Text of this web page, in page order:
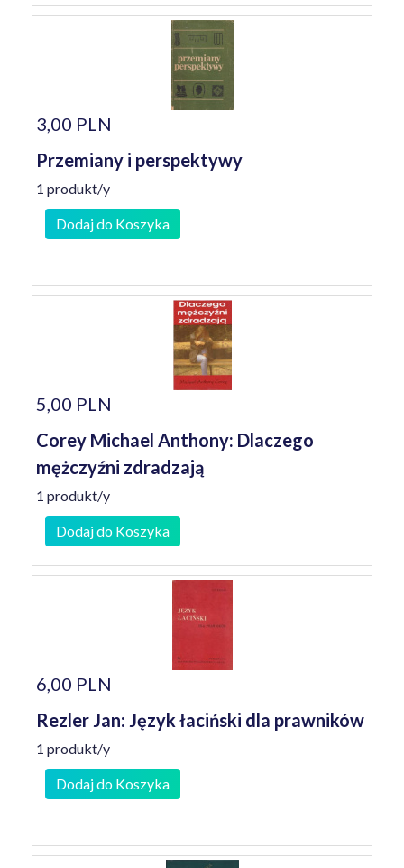
3,00 PLN
Przemiany i perspektywy
1 produkt/y
Dodaj do Koszyka
5,00 PLN
Corey Michael Anthony: Dlaczego
mężczyźni zdradzają
1 produkt/y
Dodaj do Koszyka
6,00 PLN
Rezler Jan: Język łaciński dla prawników
1 produkt/y
Dodaj do Koszyka